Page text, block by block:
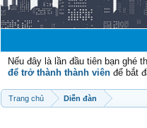
Nếu đây là lần đầu tiên bạn ghé
để trở thành thành viên để bắt
Trang chủ Diễn đàn